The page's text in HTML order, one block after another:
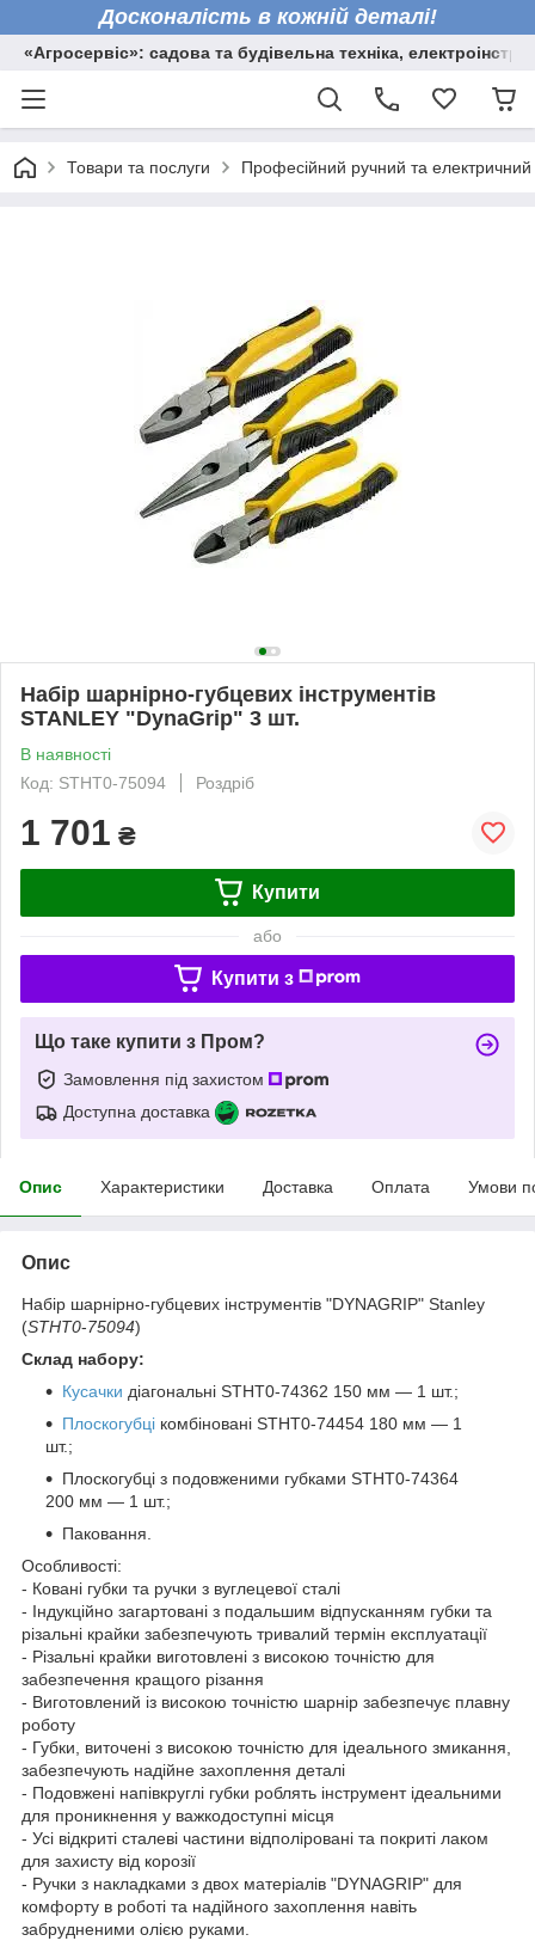
Досконалість в кожній деталі!
«Агросервіс»: садова та будівельна техніка,
Товари та послуги Професійний ручний та електричний
Набір шарнірно-губцевих інструментів
STANLEY "DynaGrip" 3 шт.
В наявності
Код: STHT0-75094
Роздріб
1 701 ₴
Купити
або
Купити з
Що таке купити з Пром?
Замовлення під захистом
Доступна доставка
Опис Характеристики Доставка Оплата Умови
Опис
Набір шарнірно-губцевих інструментів "DYNAGRIP" Stanley
(STHT0-75094)
Склад набору:
Кусачки діагональні STHT0-74362 150 мм — 1 шт.;
Плоскогубці комбіновані STHT0-74454 180 мм — 1
шт.;
Плоскогубці з подовженими губками STHT0-74364
200 мм — 1 шт.;
Паковання.
Особливості:
- Ковані губки та ручки з вуглецевої сталі
- Індукційно загартовані з подальшим відпусканням губки та
різальні крайки забезпечують тривалий термін експлуатації
- Різальні крайки виготовлені з високою точністю для
забезпечення кращого різання
- Виготовлений із високою точністю шарнір забезпечує плавну
роботу
- Губки, виточені з високою точністю для ідеального змикання,
забезпечують надійне захоплення деталі
- Подовжені напівкруглі губки роблять інструмент ідеальними
для проникнення у важкодоступні місця
- Усі відкриті сталеві частини відполіровані та покриті лаком
для захисту від корозії
- Ручки з накладками з двох матеріалів "DYNAGRIP" для
комфорту в роботі та надійного захоплення навіть
забрудненими олією руками.